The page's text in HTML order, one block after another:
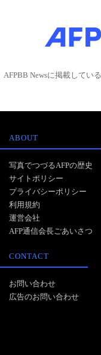
AFPBB Newsに掲載してい
ABOUT
写真でつづるAFPの歴史
サイトポリシー
プライバシーポリシー
利用規約
運営会社
AFP通信会長ごあいさつ
CONTACT
お問い合わせ
広告のお問い合わせ